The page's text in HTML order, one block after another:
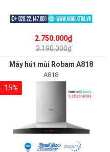
2.750.000₫
3.190.000₫
Máy hút mùi Robam A818
A818
- 15%